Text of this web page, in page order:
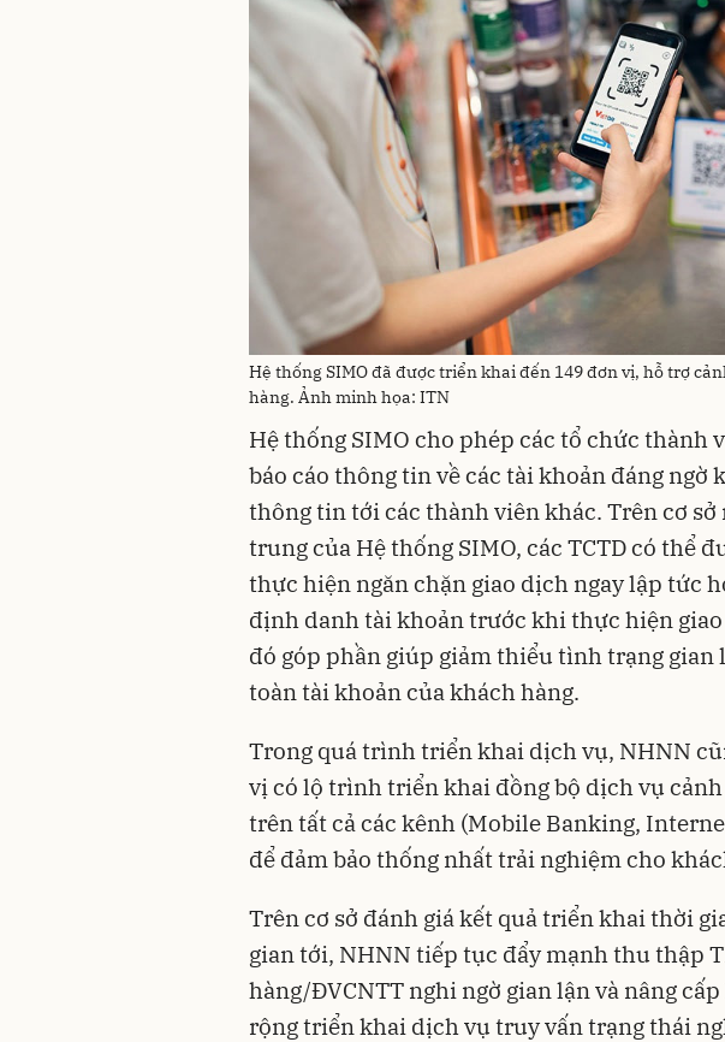
Hệ thống SIMO đã được triển khai đến 149 đơn vị, hỗ trợ
hàng. Ảnh minh họa: ITN
Hệ thống SIMO cho phép các tổ chức thành
báo cáo thông tin về các tài khoản đáng ngờ
thông tin tới các thành viên khác. Trên cơ
trung của Hệ thống SIMO, các TCTD có thể
thực hiện ngăn chặn giao dịch ngay lập tức
định danh tài khoản trước khi thực hiện
đó góp phần giúp giảm thiểu tình trạng gian
toàn tài khoản của khách hàng.
Trong quá trình triển khai dịch vụ, NHNN
vị có lộ trình triển khai đồng bộ dịch vụ
trên tất cả các kênh (Mobile Banking,
để đảm bảo thống nhất trải nghiệm cho
Trên cơ sở đánh giá kết quả triển khai thời
gian tới, NHNN tiếp tục đẩy mạnh thu thập
hàng/ĐVCNTT nghi ngờ gian lận và nâng
rộng triển khai dịch vụ truy vấn trạng thái